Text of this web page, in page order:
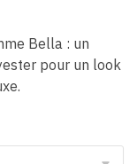
Bella : un
pour un look